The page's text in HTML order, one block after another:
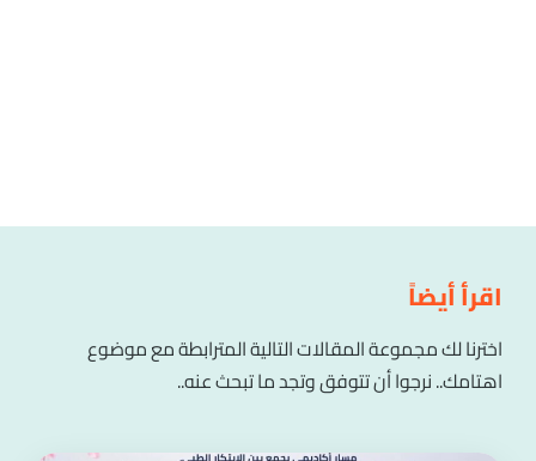
اقرأ أيضاً
اخترنا لك مجموعة المقالات التالية المترابطة مع موضوع
اهتامك.. نرجوا أن تتوفق وتجد ما تبحث عنه..